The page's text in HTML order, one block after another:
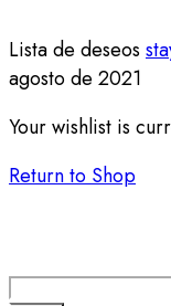
Lista de deseos
agosto de 2021
Your wishlist is
Return to Shop